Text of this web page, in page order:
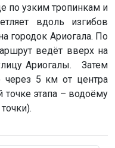
по узким тропинкам и
вдоль изгибов
городок Ариогала. По
ведёт вверх на
Ариогалы. Затем
через 5 км от центра
точке этапа – водоёму